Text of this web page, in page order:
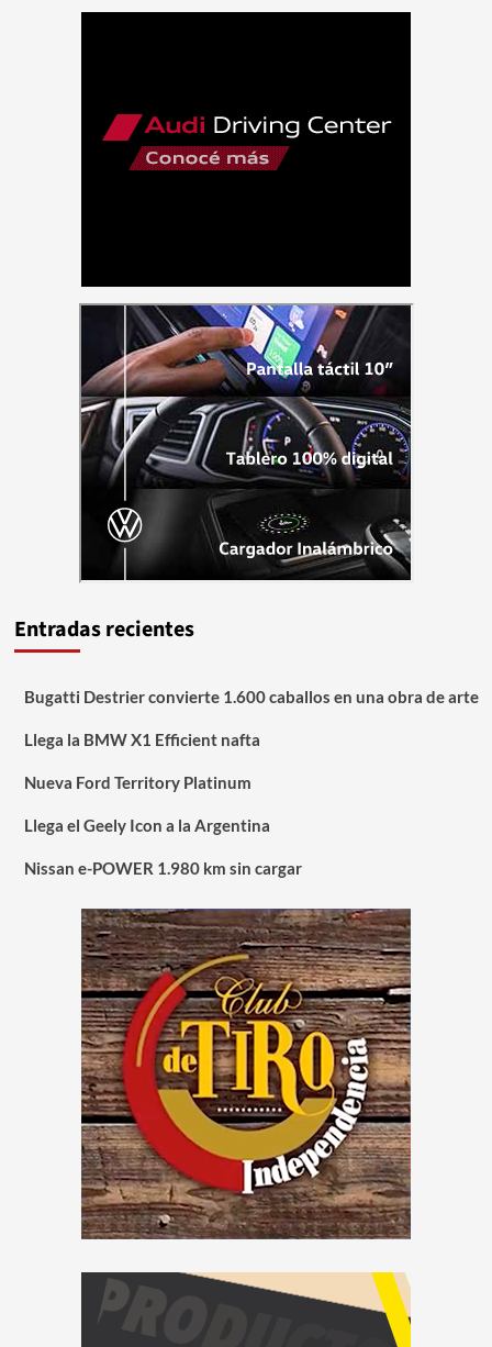
Entradas recientes
Bugatti Destrier convierte 1.600 caballos en una obra de arte
Llega la BMW X1 Efficient nafta
Nueva Ford Territory Platinum
Llega el Geely Icon a la Argentina
Nissan e-POWER 1.980 km sin cargar